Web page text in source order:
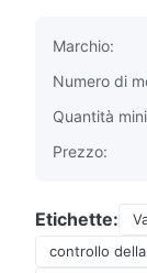
Marchio:
Numero di
Quantità
Prezzo:
Etichette:
controllo